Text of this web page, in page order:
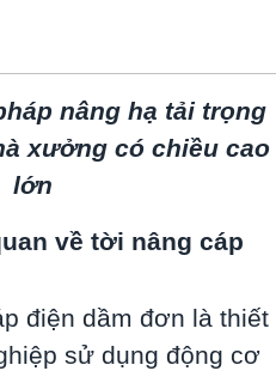
nâng hạ tải trọng
xưởng có chiều cao
lớn
về tời nâng cáp
điện dầm đơn là thiết
sử dụng động cơ